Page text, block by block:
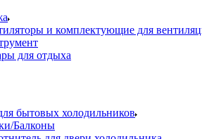
и комплектующие для
для отдыха
бытовых холодильников
Балконы